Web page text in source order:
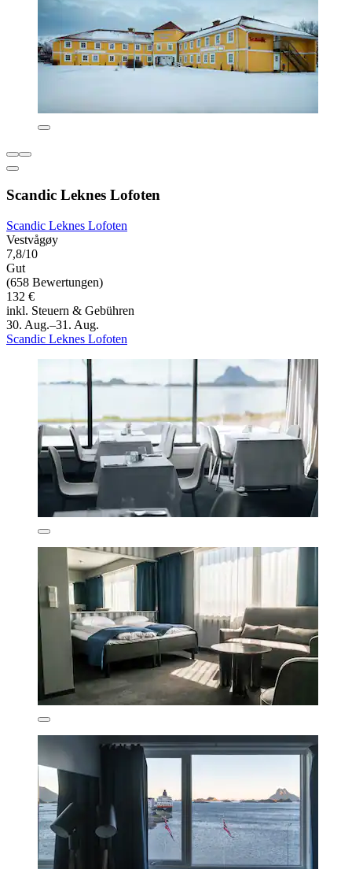
Scandic Leknes Lofoten
Scandic Leknes Lofoten
Vestvågøy
7,8/10
Gut
(658 Bewertungen)
132 €
inkl. Steuern & Gebühren
30. Aug.–31. Aug.
Scandic Leknes Lofoten